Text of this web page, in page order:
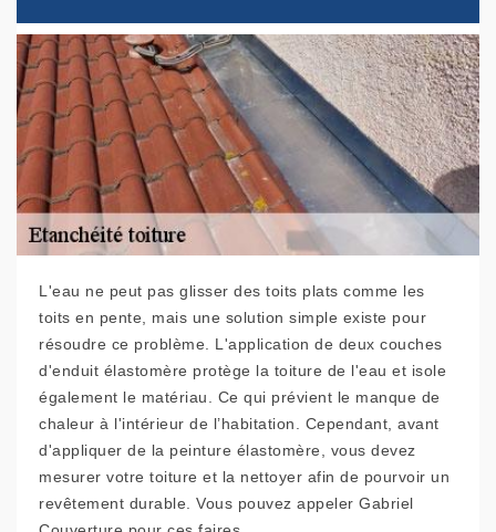
L'eau ne peut pas glisser des toits plats comme les
toits en pente, mais une solution simple existe pour
résoudre ce problème. L'application de deux couches
d'enduit élastomère protège la toiture de l'eau et isole
également le matériau. Ce qui prévient le manque de
chaleur à l'intérieur de l’habitation. Cependant, avant
d'appliquer de la peinture élastomère, vous devez
mesurer votre toiture et la nettoyer afin de pourvoir un
revêtement durable. Vous pouvez appeler Gabriel